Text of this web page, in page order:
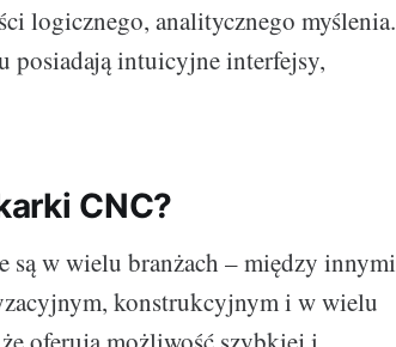
logicznego, analitycznego myślenia.
posiadają intuicyjne interfejsy,
CNC?
są w wielu branżach – między innymi
konstrukcyjnym i w wielu